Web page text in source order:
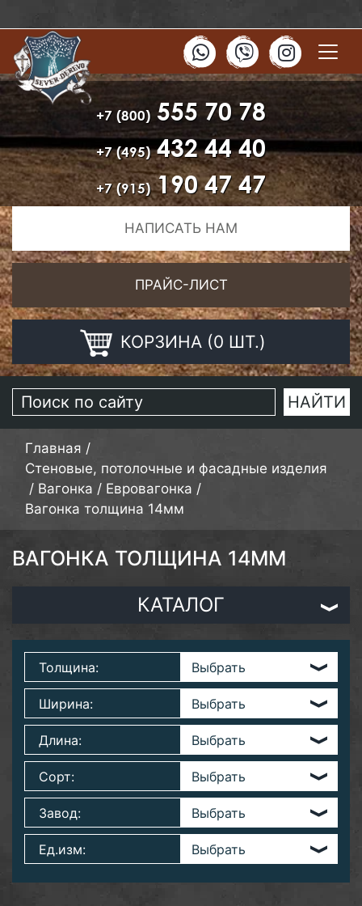
+7 (800) 555 70 78
+7 (495)432 44 40
+7 (915)190 47 47
НАПИСАТЬ НАМ
ПРАЙС-ЛИСТ
КОРЗИНА (0 ШТ.)
Главная /
Стеновые, потолочные и фасадные изделия
/ Вагонка / Евровагонка /
Вагонка толщина 14мм
ВАГОНКА ТОЛЩИНА 14ММ
КАТАЛОГ
Толщина:
Ширина:
Длина:
Сорт:
Завод:
Ед.изм: